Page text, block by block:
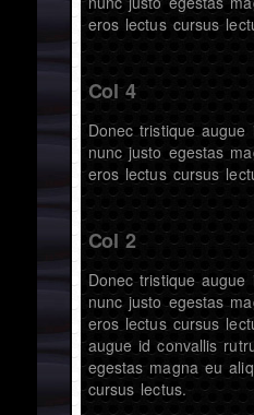
eros lectus cursus
Col 4
Donec tristique
nunc justo egestas
eros lectus cursus
Col 2
Donec tristique
nunc justo egestas
eros lectus cursus
augue id convallis
egestas magna eu
cursus lectus.